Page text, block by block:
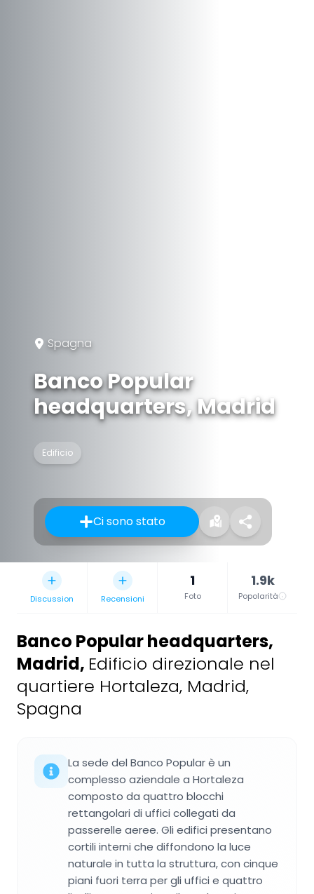
Spagna
Banco Popular
headquarters, Madrid
Edificio
Ci sono stato
Discussion Recensioni
1
Foto
1.9k
Popolarità
Banco Popular headquarters,
Madrid, Edificio direzionale nel
quartiere Hortaleza, Madrid,
Spagna
La sede del Banco Popular è un
complesso aziendale a Hortaleza
composto da quattro blocchi
rettangolari di uffici collegati da
passerelle aeree. Gli edifici presentano
cortili interni che diffondono la luce
naturale in tutta la struttura, con cinque
piani fuori terra per gli uffici e quattro